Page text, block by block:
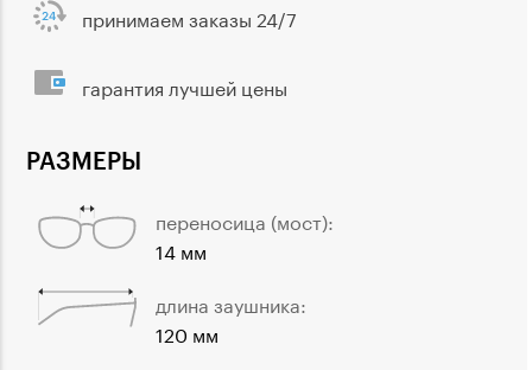
РАЗМЕРЫ
переносица (мост):
14 мм
длина заушника:
120 мм
принимаем заказы 24/7
гарантия лучшей цены